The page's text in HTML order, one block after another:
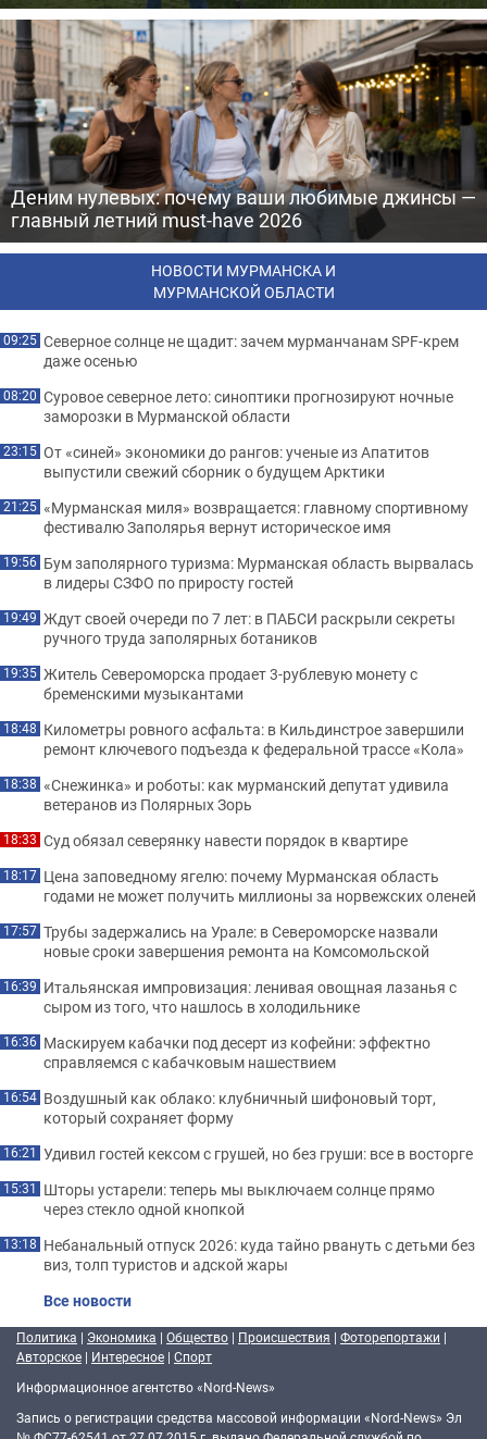
Деним нулевых: почему ваши любимые джинсы —
главный летний must-have 2026
НОВОСТИ МУРМАНСКА И
МУРМАНСКОЙ ОБЛАСТИ
09:25 Северное солнце не щадит: зачем мурманчанам SPF-крем
даже осенью
08:20 Суровое северное лето: синоптики прогнозируют ночные
заморозки в Мурманской области
23:15 От «синей» экономики до рангов: ученые из Апатитов
выпустили свежий сборник о будущем Арктики
21:25 «Мурманская миля» возвращается: главному спортивному
фестивалю Заполярья вернут историческое имя
19:56 Бум заполярного туризма: Мурманская область вырвалась
в лидеры СЗФО по приросту гостей
19:49 Ждут своей очереди по 7 лет: в ПАБСИ раскрыли секреты
ручного труда заполярных ботаников
19:35 Житель Североморска продает 3-рублевую монету с
бременскими музыкантами
18:48 Километры ровного асфальта: в Кильдинстрое завершили
ремонт ключевого подъезда к федеральной трассе «Кола»
18:38 «Снежинка» и роботы: как мурманский депутат удивила
ветеранов из Полярных Зорь
18:33 Суд обязал северянку навести порядок в квартире
18:17 Цена заповедному ягелю: почему Мурманская область
годами не может получить миллионы за норвежских оленей
17:57 Трубы задержались на Урале: в Североморске назвали
новые сроки завершения ремонта на Комсомольской
16:39 Итальянская импровизация: ленивая овощная лазанья с
сыром из того, что нашлось в холодильнике
16:36 Маскируем кабачки под десерт из кофейни: эффектно
справляемся с кабачковым нашествием
16:54 Воздушный как облако: клубничный шифоновый торт,
который сохраняет форму
16:21 Удивил гостей кексом с грушей, но без груши: все в восторге
15:31 Шторы устарели: теперь мы выключаем солнце прямо
через стекло одной кнопкой
13:18 Небанальный отпуск 2026: куда тайно рвануть с детьми без
виз, толп туристов и адской жары
Все новости
Политика | Экономика | Общество | Происшествия | Фоторепортажи |
Авторское | Интересное | Спорт
Информационное агентство «Nord-News»
Запись о регистрации средства массовой информации «Nord-News» Эл